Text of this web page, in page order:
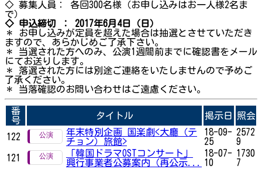
◇ 募集人員： 各回300名様（お申し込みはお一人様2名ま
で）
◇ 申込締切 ： 2017年6月4日（日）
＊ お申し込みが定員を超えた場合は抽選とさせていただき
ますので、あらかじめご了承下さい。
＊ 当選された方へのみ、公演1週間前までに確認書をメール
にてお送りします。
＊ 落選された方には別途ご連絡をいたしませんので予めご
了承ください。
＊ 当落確認のお問い合わせはご遠慮ください。
番
号
タイトル 掲示日 照会
122
年末特別企画 国楽劇<大廳（テ
チョン）旅館>
18-09-
25
2572
9
121
「韓国ドラマOSTコンサート」
興行事業者公募案内（再公示...
18-07-
10
1730
7